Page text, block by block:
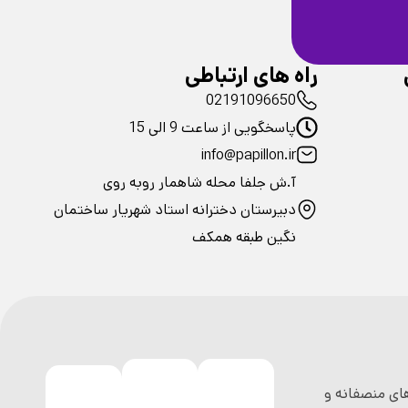
راه های ارتباطی
02191096650
پاسخگویی از ساعت 9 الی 15
info@papillon.ir
آ.ش جلفا محله شاهمار روبه روی
دبیرستان دخترانه استاد شهریار ساختمان
نگین طبقه همکف
منصفانه و